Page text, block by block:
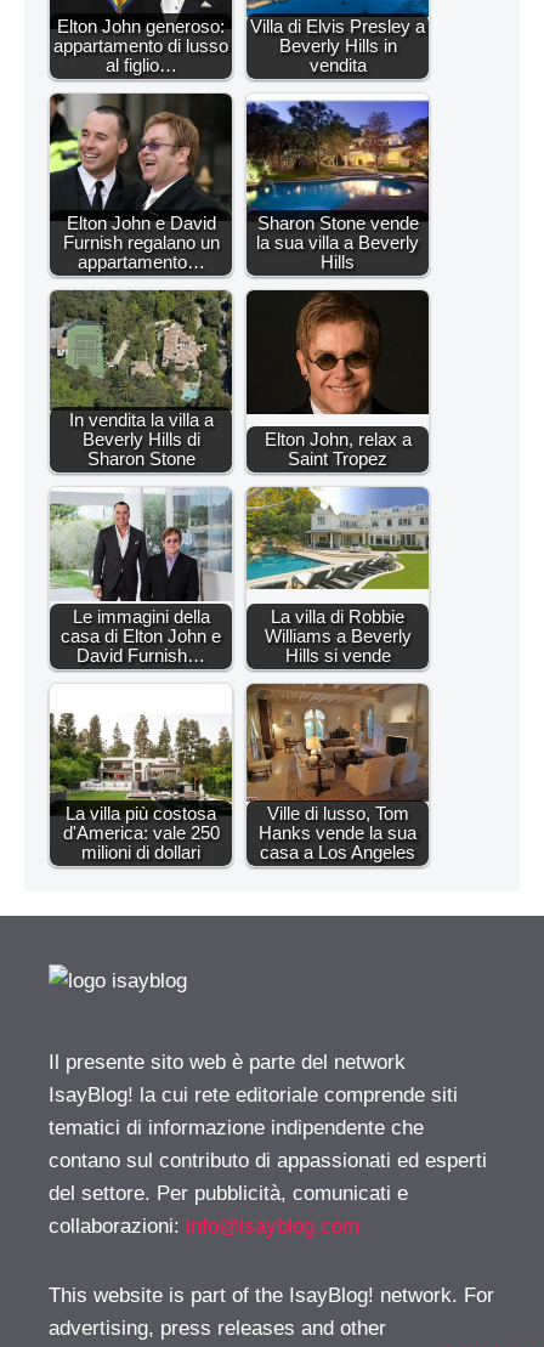
Elton John generoso:
appartamento di lusso
al figlio…
Villa di Elvis Presley a
Beverly Hills in
vendita
Elton John e David
Furnish regalano un
appartamento…
Sharon Stone vende
la sua villa a Beverly
Hills
In vendita la villa a
Beverly Hills di
Sharon Stone
Elton John, relax a
Saint Tropez
Le immagini della
casa di Elton John e
David Furnish…
La villa di Robbie
Williams a Beverly
Hills si vende
La villa più costosa
d'America: vale 250
milioni di dollari
Ville di lusso, Tom
Hanks vende la sua
casa a Los Angeles
Il presente sito web è parte del network
IsayBlog! la cui rete editoriale comprende siti
tematici di informazione indipendente che
contano sul contributo di appassionati ed esperti
del settore. Per pubblicità, comunicati e
collaborazioni: info@isayblog.com
This website is part of the IsayBlog! network. For
advertising, press releases and other